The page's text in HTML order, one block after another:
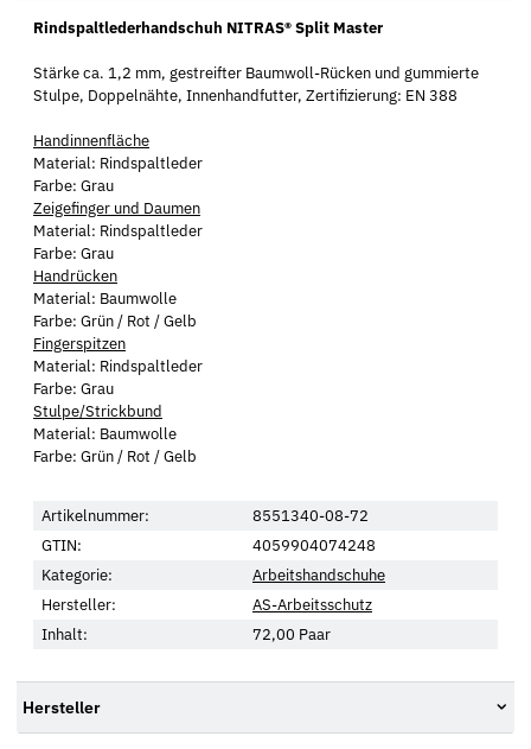
Rindspaltlederhandschuh NITRAS® Split Master
Stärke ca. 1,2 mm, gestreifter Baumwoll-Rücken und gummierte
Stulpe, Doppelnähte, Innenhandfutter, Zertifizierung: EN 388
Handinnenfläche
Material: Rindspaltleder
Farbe: Grau
Zeigefinger und Daumen
Material: Rindspaltleder
Farbe: Grau
Handrücken
Material: Baumwolle
Farbe: Grün / Rot / Gelb
Fingerspitzen
Material: Rindspaltleder
Farbe: Grau
Stulpe/Strickbund
Material: Baumwolle
Farbe: Grün / Rot / Gelb
Artikelnummer:
8551340-08-72
GTIN:
4059904074248
Kategorie:
Arbeitshandschuhe
Hersteller:
AS-Arbeitsschutz
Inhalt:
72,00 Paar
Hersteller